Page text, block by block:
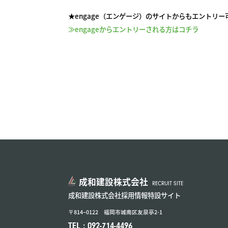
★engage（エンゲージ）のサイトからもエントリー
≫engageからエントリーされる方はコチラ
成和建設株式会社 RECRUIT SITE
成和建設株式会社採用情報特設サイト
〒814−0122 福岡市城南区友泉亭2-1
TEL : 092-714-4496